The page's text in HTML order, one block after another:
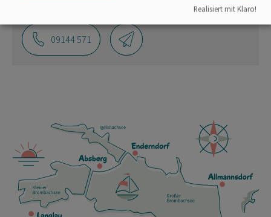
09144 571
Realisiert mit Klaro!